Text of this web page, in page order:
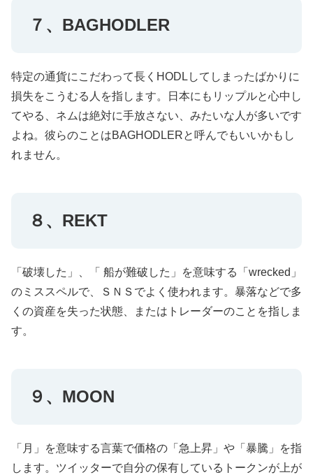
７、BAGHODLER
特定の通貨にこだわって長くHODLしてしまったばかりに
損失をこうむる人を指します。日本にもリップルと心中し
てやる、ネムは絶対に手放さない、みたいな人が多いです
よね。彼らのことはBAGHODLERと呼んでもいいかもし
れません。
８、REKT
「破壊した」、「 船が難破した」を意味する「wrecked」
のミススペルで、ＳＮＳでよく使われます。暴落などで多
くの資産を失った状態、またはトレーダーのことを指しま
す。
９、MOON
「月」を意味する言葉で価格の「急上昇」や「暴騰」を指
します。ツイッターで自分の保有しているトークンが上が